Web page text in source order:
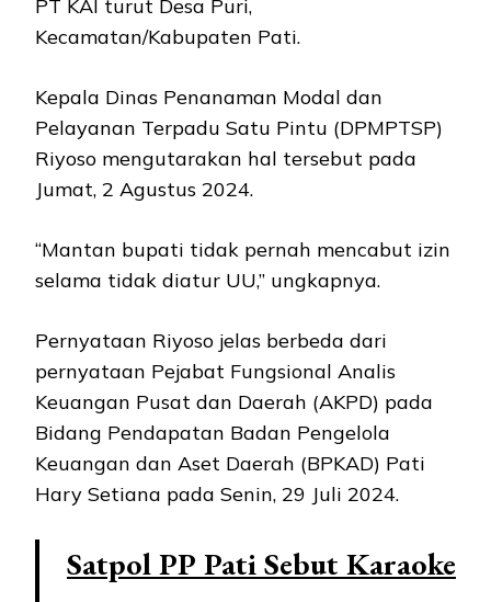
PT KAI turut Desa Puri,
Kecamatan/Kabupaten Pati.
Kepala Dinas Penanaman Modal dan
Pelayanan Terpadu Satu Pintu (DPMPTSP)
Riyoso mengutarakan hal tersebut pada
Jumat, 2 Agustus 2024.
“Mantan bupati tidak pernah mencabut izin
selama tidak diatur UU,” ungkapnya.
Pernyataan Riyoso jelas berbeda dari
pernyataan Pejabat Fungsional Analis
Keuangan Pusat dan Daerah (AKPD) pada
Bidang Pendapatan Badan Pengelola
Keuangan dan Aset Daerah (BPKAD) Pati
Hary Setiana pada Senin, 29 Juli 2024.
Satpol PP Pati Sebut Karaoke